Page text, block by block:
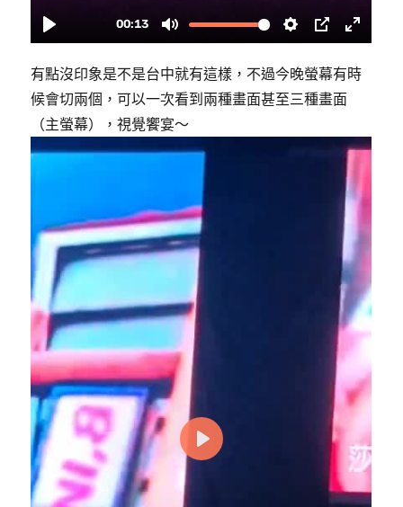
有點沒印象是不是台中就有這樣，不過今晚螢幕有時
候會切兩個，可以一次看到兩種畫面甚至三種畫面
（主螢幕），視覺饗宴～